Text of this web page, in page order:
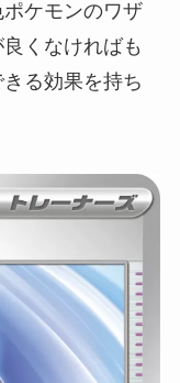
ケモンのワザ
くなければも
る効果を持ち